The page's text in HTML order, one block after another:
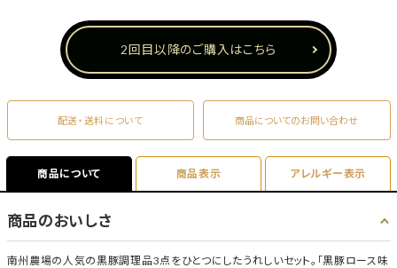
2回目以降のご購入はこちら
配送・送料について 商品についてのお問い合わせ
商品について 商品表示 アレルギー表示
商品のおいしさ
南州農場の人気の黒豚調理品3点をひとつにしたうれしいセット。「黒豚ロース味